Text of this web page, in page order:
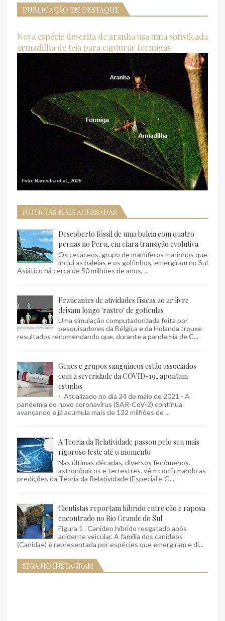
PUBLICAÇÃO EM DESTAQUE
Nova espécie descrita de aranha usa uma sofisticada
armadilha de teia para capturar formigas
NOTÍCIAS MAIS ACESSADAS
Descoberto fóssil de uma baleia com quatro
pernas no Peru, em clara transição evolutiva
Os cetáceos, grupo de mamíferos marinhos que
inclui as baleias e os golfinhos, emergiram no Sul
Asiático há cerca de 50 milhões de anos, ...
Praticantes de atividades físicas ao ar livre
deixam longo 'rastro' de gotículas
Uma simulação computadorizada feita por
pesquisadores da Bélgica e da Holanda trouxe
resultados recomendando que, durante a pandemia de C...
Genes e grupos sanguíneos estão associados
com a severidade da COVID-19, apontam
estudos
- Atualizado no dia 24 de maio de 2021 - A
pandemia do novo coronavírus (SAR-CoV-2) continua
avançando e já acumula mais de 132 milhões de ...
A Teoria da Relatividade passou pelo seu mais
rigoroso teste até o momento
Nas últimas décadas, diversos fenômenos,
astronômicos e terrestres, vêm confirmando as
predições da Teoria da Relatividade (Especial e G...
Cientistas reportam híbrido entre cão e raposa
encontrado no Rio Grande do Sul
Figura 1 . Canídeo híbrido resgatado após
acidente veicular. A família dos canídeos
(Canidae) é representada por espécies que emergiram e di...
SIGA NO INSTAGRAM